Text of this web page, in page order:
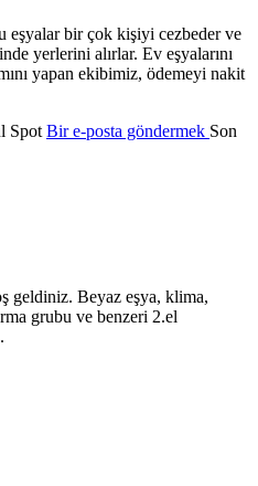
eşyalar bir çok kişiyi cezbeder ve
yerlerini alırlar. Ev eşyalarını
yapan ekibimiz, ödemeyi nakit
Spot Bir e-posta göndermek Son
geldiniz. Beyaz eşya, klima,
grubu ve benzeri 2.el